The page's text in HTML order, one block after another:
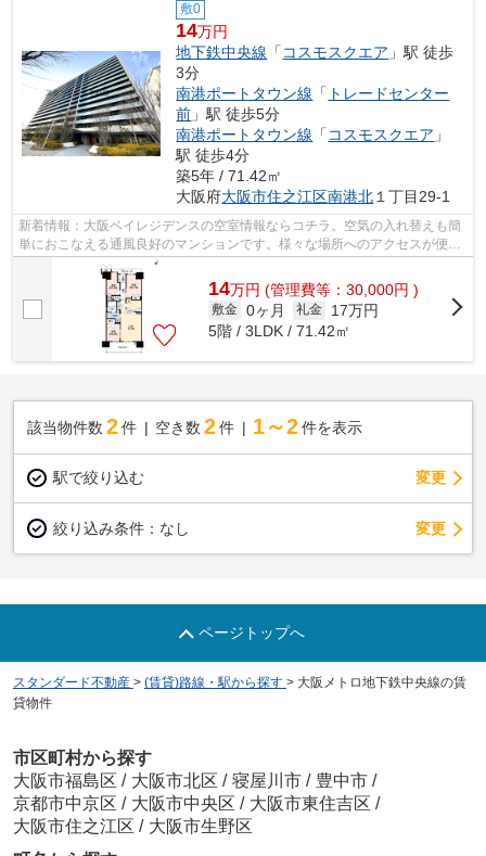
敷0
14万円
地下鉄中央線 「 コスモスクエア 」駅 徒歩
3分
南港ポートタウン線 「 トレードセンター
前 」駅 徒歩5分
南港ポートタウン線 「 コスモスクエア 」
駅 徒歩4分
築5年 / 71.42㎡
大阪府大阪市住之江区南港北 １丁目29-1
新着情報：大阪ベイレジデンスの空室情報ならコチラ。空気の入れ替えも簡
単におこなえる通風良好のマンションです。様々な場所へのアクセスが便利
になる、2駅利用可能なマンションです...
14万円 (管理費等：30,000円 )
敷金 0ヶ月 礼金
17万円
5階 / 3LDK / 71.42㎡
該当物件数 2件 空き数 2 件 1～2 件を表示
駅で絞り込む 変更
絞り込み条件： なし 変更
ページトップへ
スタンダード不動産 > (賃貸)路線・駅から探す > 大阪メトロ地下鉄中央線の賃
貸物件
市区町村から探す
大阪市福島区 / 大阪市北区 / 寝屋川市 / 豊中市 /
京都市中京区 / 大阪市中央区 / 大阪市東住吉区 /
大阪市住之江区 / 大阪市生野区